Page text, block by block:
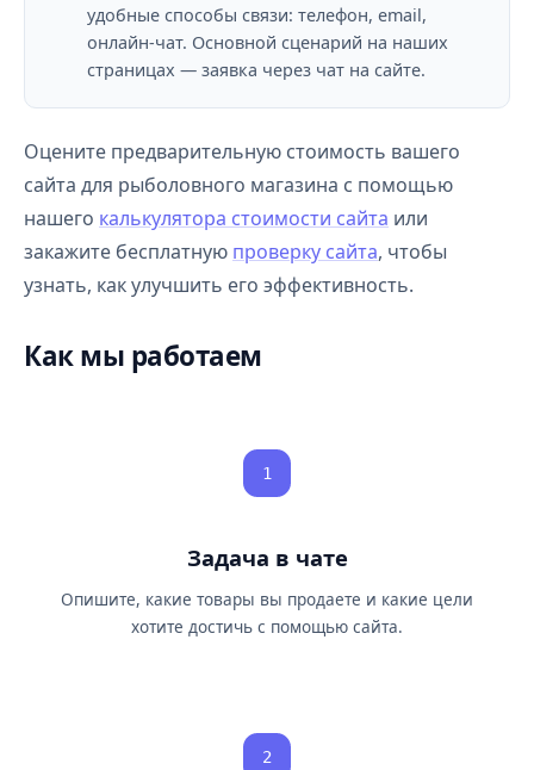
удобные способы связи: телефон, email,
онлайн-чат. Основной сценарий на наших
страницах — заявка через чат на сайте.
Оцените предварительную стоимость вашего
сайта для рыболовного магазина с помощью
нашего калькулятора стоимости сайта или
закажите бесплатную проверку сайта, чтобы
узнать, как улучшить его эффективность.
Как мы работаем
1
Задача в чате
Опишите, какие товары вы продаете и какие цели
хотите достичь с помощью сайта.
2